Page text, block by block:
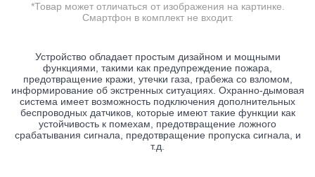
*Товар может отличаться от изображения на картинке.
Смартфон в комплект не входит.
Устройство обладает простым дизайном и мощными
функциями, такими как предупреждение пожара,
предотвращение кражи, утечки газа, грабежа со взломом,
информирование об экстренных ситуациях. Охранно-дымовая
система имеет возможность подключения дополнительных
беспроводных датчиков, которые имеют такие функции как
устойчивость к помехам, предотвращение ложного
срабатывания сигнала, предотвращение пропуска сигнала, и
т.д.